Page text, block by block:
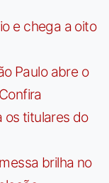
e chega a oito
Paulo abre o
os titulares do
brilha no